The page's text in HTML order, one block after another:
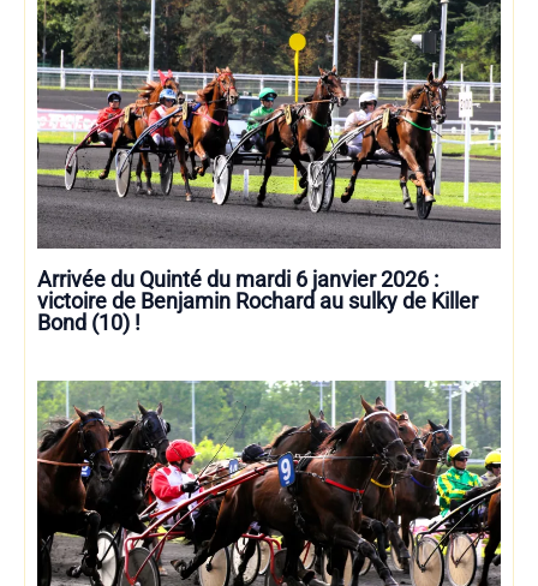
Arrivée du Quinté du mardi 6 janvier 2026 :
victoire de Benjamin Rochard au sulky de Killer
Bond (10) !